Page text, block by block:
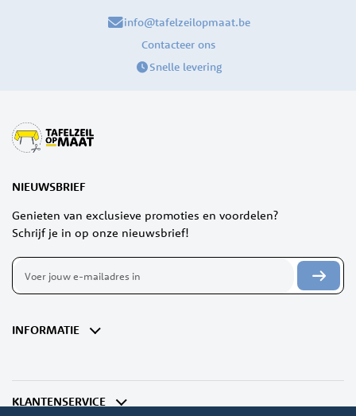
info@tafelzeilopmaat.be
Contacteer ons
Snelle levering
NIEUWSBRIEF
Genieten van exclusieve promoties en voordelen?
Schrijf je in op onze nieuwsbrief!
Abonneer
op
nieuwsbrief
INFORMATIE
KLANTENSERVICE